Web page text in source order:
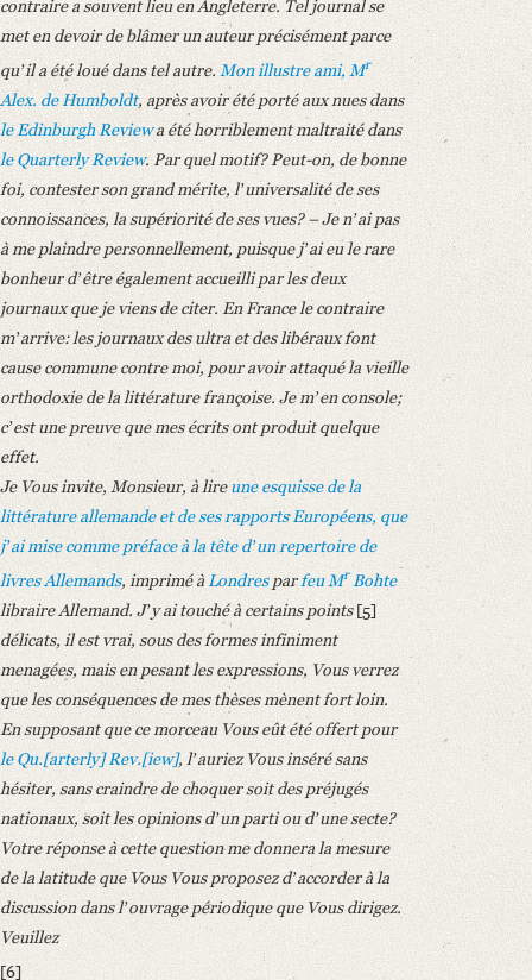
contraire a souvent lieu en Angleterre. Tel journal se
met en devoir de blâmer un auteur précisément parce
quʼil a été loué dans tel autre. Mon illustre ami, Mr
Alex. de Humboldt, après avoir été porté aux nues dans
le Edinburgh Reviewa été horriblement maltraité dans
le Quarterly Review. Par quel motif? Peut-on, de bonne
foi, contester son grand mérite, lʼuniversalité de ses
connoissances, la supériorité de ses vues? – Je nʼai pas
à me plaindre personnellement, puisque jʼai eu le rare
bonheur dʼêtre également accueilli par les deux
journaux que je viens de citer. En France le contraire
mʼarrive: les journaux des ultra et des libéraux font
cause commune contre moi, pour avoir attaqué la vieille
orthodoxie de la littérature françoise. Je mʼen console;
cʼest une preuve que mes écrits ont produit quelque
effet.
Je Vous invite, Monsieur, à lireune esquisse de la
littérature allemande et de ses rapports Européens, que
jʼai mise comme préface à la tête dʼun repertoire de
livres Allemands, imprimé à Londresparfeu MrBohte
libraire Allemand. Jʼy ai touché à certains points[5]
délicats, il est vrai, sous des formes infiniment
menagées, mais en pesant les expressions, Vous verrez
que les conséquences de mes thèses mènent fort loin.
En supposant que ce morceau Vous eût été offert pour
le Qu.[arterly] Rev.[iew], lʼauriez Vous inséré sans
hésiter, sans craindre de choquer soit des préjugés
nationaux, soit les opinions dʼun parti ou dʼune secte?
Votre réponse à cette question me donnera la mesure
de la latitude que Vous Vous proposez dʼaccorder à la
discussion dans lʼouvrage périodique que Vous dirigez.
Veuillez
[6]